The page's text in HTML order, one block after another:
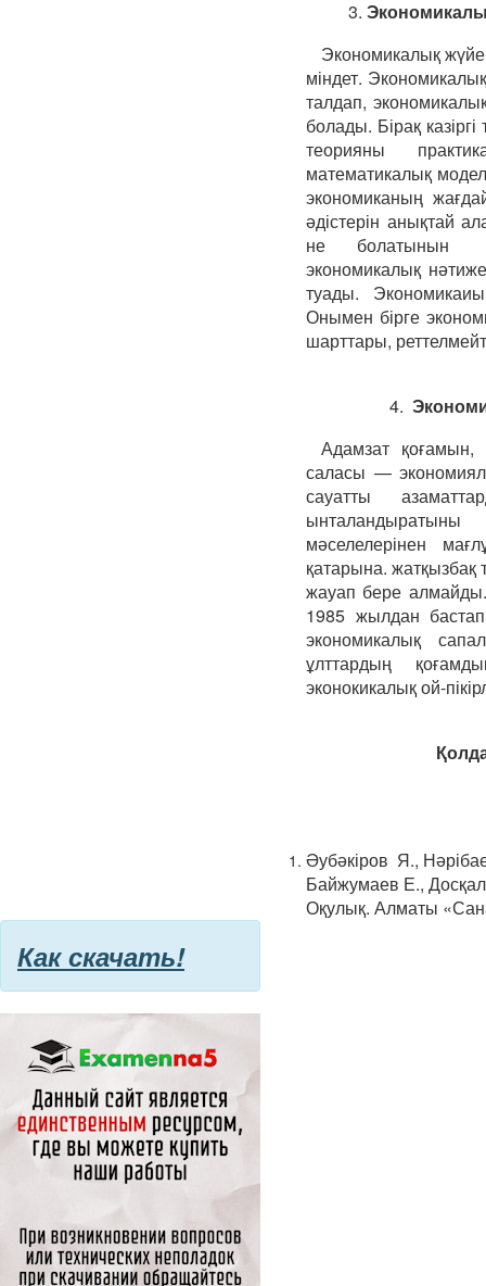
3.
Экономикалық
міндет.
талдап,
болады. Бірақ
теорияны
математикалық
экономиканың
әдістерін анықтай
не болатынын
экономикалық
туады.
Онымен бірге
шарттары,
4.
Адамзат қоғамын,
саласы —
сауатты
ынталандыратыны
мәселелерінен
қатарына. жатқызбақ
жауап бере
1985 жылдан бастап
экономикалық
ұлттардың
эконокикалық ой-
Әубәкіров Я.,
Байжумаев Е.,
Оқулық. Алматы
Как скачать!